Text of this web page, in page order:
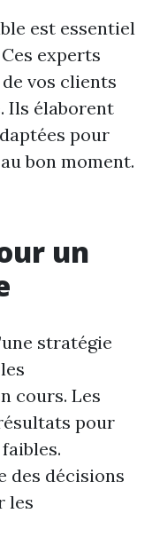
est essentiel
experts
vos clients
Ils élaborent
pour
bon moment.
un
stratégie
cours. Les
pour
des décisions
les